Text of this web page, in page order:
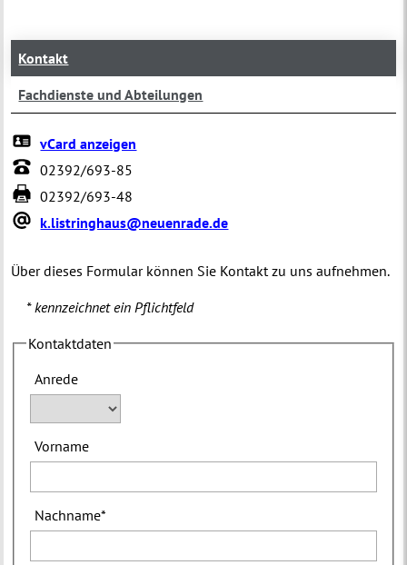
Kontakt
Fachdienste und Abteilungen
vCard anzeigen
02392/693-85
02392/693-48
k.listringhaus@neuenrade.de
Über dieses Formular können Sie Kontakt zu uns aufnehmen.
* kennzeichnet ein Pflichtfeld
Kontaktdaten
Anrede
Vorname
Nachname*